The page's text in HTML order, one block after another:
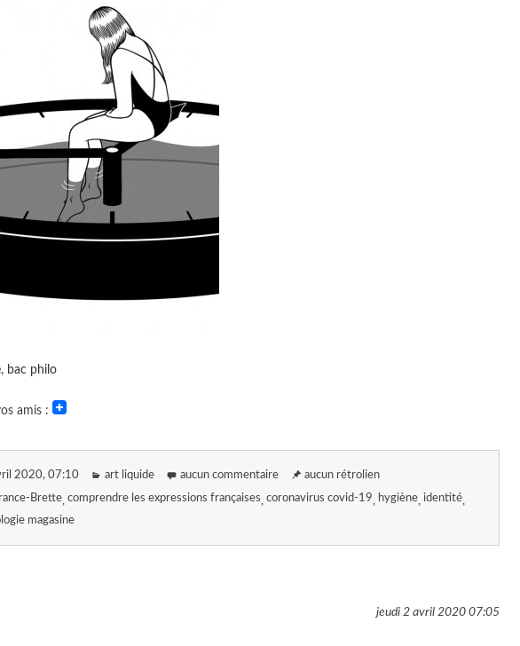
bac philo
amis :
2020, 07:10 art liquide aucun commentaire aucun rétrolien
Brette comprendre les expressions françaises coronavirus covid-19 hygiène identité
magasine
jeudi 2 avril 2020 07:05